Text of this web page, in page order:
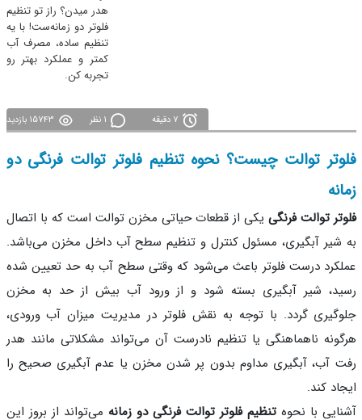
هدر میدن؟ راز تو تنظیم
فلوتر دو زمانه‌ست! با یه
تنظیم ساده، مصرف آب
کمتر و عملکرد بهتر رو
تجربه کن.
7 دقیقه 1 نظر 15743 بازدید
توالت چیست؟ نحوه تنظیم فلوتر توالت فرنگی دو
توالت فرنگییکی از قطعات حیاتی مخزن توالت است که با اتصال
آبگیری، مسئول کنترل و تنظیم سطح آب داخل مخزن می‌باشد.
درست فلوتر باعث می‌شود که وقتی سطح آب به حد تعیین شده
شیر آبگیری بسته شود و از ورود آب بیش از حد به مخزن
گردد. با توجه به نقش فلوتر در مدیریت میزان آب ورودی،
ناهماهنگی یا تنظیم نادرست آن می‌تواند مشکلاتی مانند هدر
آب، آبگیری مداوم بدون پر شدن مخزن یا عدم آبگیری صحیح را
کند.
با نحوهتنظیم فلوتر توالت فرنگی دو زمانهمی‌تواند از بروز این